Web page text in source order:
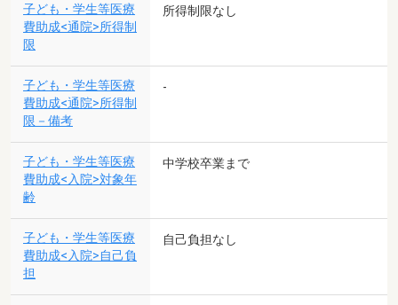
子ども・学生等医療
費助成<通院>所得制
限
所得制限なし
子ども・学生等医療
費助成<通院>所得制
限－備考
-
子ども・学生等医療
費助成<入院>対象年
齢
中学校卒業まで
子ども・学生等医療
費助成<入院>自己負
担
自己負担なし